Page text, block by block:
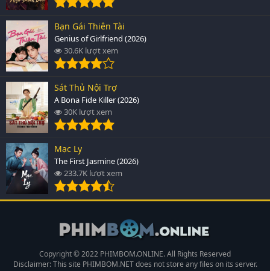
Bạn Gái Thiên Tài
Genius of Girlfriend (2026)
30.6K lượt xem
Sát Thủ Nội Trợ
A Bona Fide Killer (2026)
30K lượt xem
Mạc Ly
The First Jasmine (2026)
233.7K lượt xem
Copyright © 2022 PHIMBOM.ONLINE. All Rights Reserved
Disclaimer: This site PHIMBOM.NETdoes not store any files on its server.